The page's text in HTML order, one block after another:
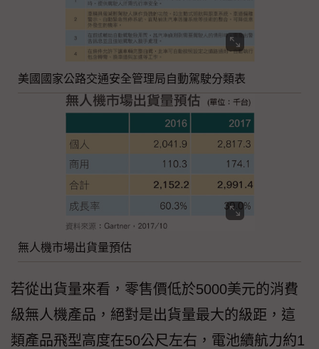
美國國家公路交通安全管理局自動駕駛分類表
無人機市場出貨量預估
若從出貨量來看，零售價低於5000美元的消費
級無人機產品，絕對是出貨量最大的級距，這
類產品飛型高度在50公尺左右，電池續航力約1